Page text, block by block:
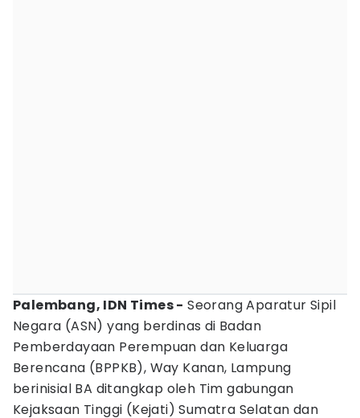
Palembang, IDN Times - Seorang Aparatur Sipil
Negara (ASN) yang berdinas di Badan
Pemberdayaan Perempuan dan Keluarga
Berencana (BPPKB), Way Kanan, Lampung
berinisial BA ditangkap oleh Tim gabungan
Kejaksaan Tinggi (Kejati) Sumatra Selatan dan